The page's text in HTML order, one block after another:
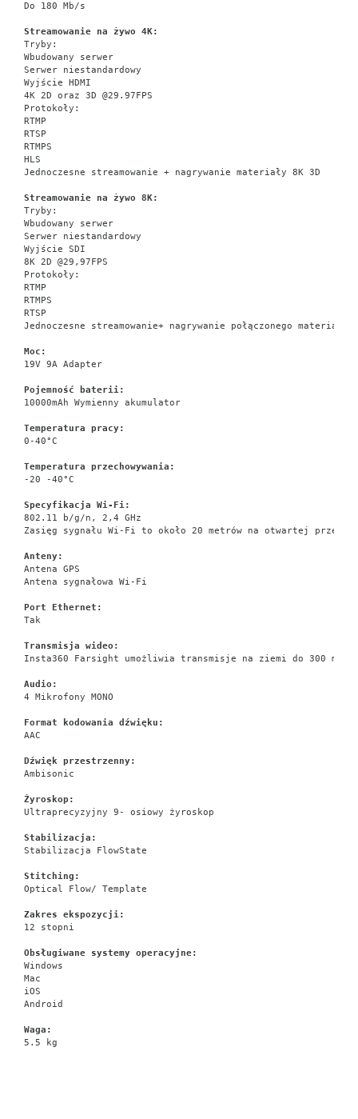
Do 180 Mb/s
Streamowanie na żywo 4K:
Tryby:
Wbudowany serwer
Serwer niestandardowy
Wyjście HDMI
4K 2D oraz 3D @29.97FPS
Protokoły:
RTMP
RTSP
RTMPS
HLS
Jednoczesne streamowanie + nagrywanie materiały 8K 3D
Streamowanie na żywo 8K:
Tryby:
Wbudowany serwer
Serwer niestandardowy
Wyjście SDI
8K 2D @29,97FPS
Protokoły:
RTMP
RTMPS
RTSP
Jednoczesne streamowanie+ nagrywanie połączonego materiału
Moc:
19V 9A Adapter
Pojemność baterii:
10000mAh Wymienny akumulator
Temperatura pracy:
0-40°C
Temperatura przechowywania:
-20 -40°C
Specyfikacja Wi-Fi:
802.11 b/g/n, 2,4 GHz
Zasięg sygnału Wi-Fi to około 20 metrów na otwartej
Anteny:
Antena GPS
Antena sygnałowa Wi-Fi
Port Ethernet:
Tak
Transmisja wideo:
Insta360 Farsight umożliwia transmisje na ziemi do 300
Audio:
4 Mikrofony MONO
Format kodowania dźwięku:
AAC
Dźwięk przestrzenny:
Ambisonic
Żyroskop:
Ultraprecyzyjny 9- osiowy żyroskop
Stabilizacja:
Stabilizacja FlowState
Stitching:
Optical Flow/ Template
Zakres ekspozycji:
12 stopni
Obsługiwane systemy operacyjne:
Windows
Mac
iOS
Android
Waga:
5.5 kg